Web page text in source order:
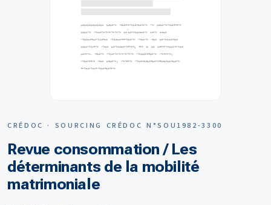
CRÉDOC · SOURCING CRÉDOC N°SOU1982-3300
Revue consommation / Les
déterminants de la mobilité
matrimoniale